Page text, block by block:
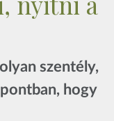
szentély,
hogy